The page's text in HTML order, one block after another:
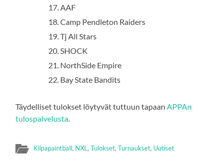
AAF
Camp Pendleton Raiders
Tj All Stars
SHOCK
NorthSide Empire
Bay State Bandits
Täydelliset tulokset löytyvät tuttuun tapaan APPAn
tulospalvelusta
Kilpapaintball, NXL,Tulokset,Turnaukset, Uutiset